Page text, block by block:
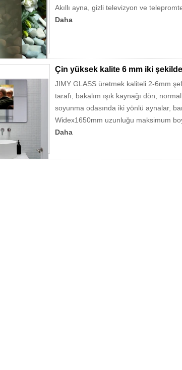
Akıllı ayna, gizli televizyon ve
Daha
Çin yüksek kalite 6 mm iki
JIMY GLASS üretmek kaliteli 2-6mm
tarafı, bakalım ışık kaynağı dön,
soyunma odasında iki yönlü aynalar,
Widex1650mm uzunluğu maksimum
Daha